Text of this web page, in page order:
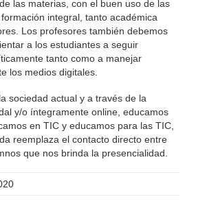
las materias, con el buen uso de las
integral, tanto académica
Los profesores también debemos
a los estudiantes a seguir
tanto como a manejar
los medios digitales.
sociedad actual y a través de la
y/o íntegramente online, educamos
en TIC y educamos para las TIC,
reemplaza el contacto directo entre
que nos brinda la presencialidad.